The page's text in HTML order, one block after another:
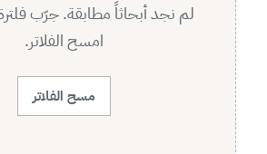
لم نجد أبحاثاً مطابقة. جرّب
امسح الفلاتر.
مسح الفلاتر